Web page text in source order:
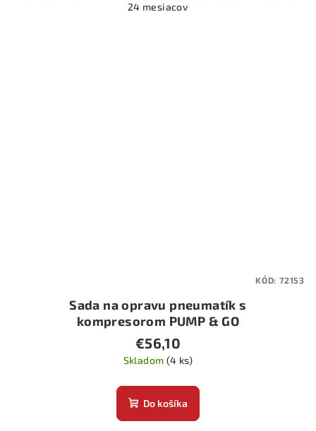
24 mesiacov
Sada na opravu pneumatík s
kompresorom PUMP & GO
€56,10
Skladom (4 ks)
Do košíka
KÓD: 72153